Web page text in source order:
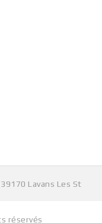
Lavans Les St
réservés